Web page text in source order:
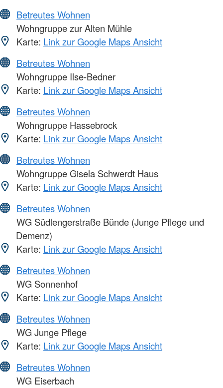
Betreutes Wohnen
Wohngruppe zur Alten Mühle
Karte: Link zur Google Maps Ansicht
Betreutes Wohnen
Wohngruppe Ilse-Bedner
Karte: Link zur Google Maps Ansicht
Betreutes Wohnen
Wohngruppe Hassebrock
Karte: Link zur Google Maps Ansicht
Betreutes Wohnen
Wohngruppe Gisela Schwerdt Haus
Karte: Link zur Google Maps Ansicht
Betreutes Wohnen
WG Südlengerstraße Bünde (Junge Pflege und
Demenz)
Karte: Link zur Google Maps Ansicht
Betreutes Wohnen
WG Sonnenhof
Karte: Link zur Google Maps Ansicht
Betreutes Wohnen
WG Junge Pflege
Karte: Link zur Google Maps Ansicht
Betreutes Wohnen
WG Eiserbach